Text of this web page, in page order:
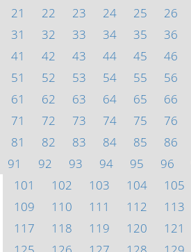
21
22 23 24 25 26
31
32 33 34 35 36
41
42 43 44 45 46
51
52 53 54 55 56
61
62 63 64 65 66
71
72 73 74 75 76
81
82 83 84 85 86
91
92 93 94 95 96
101
102 103 104 105
109
110 111 112 113
117
118 119 120 121